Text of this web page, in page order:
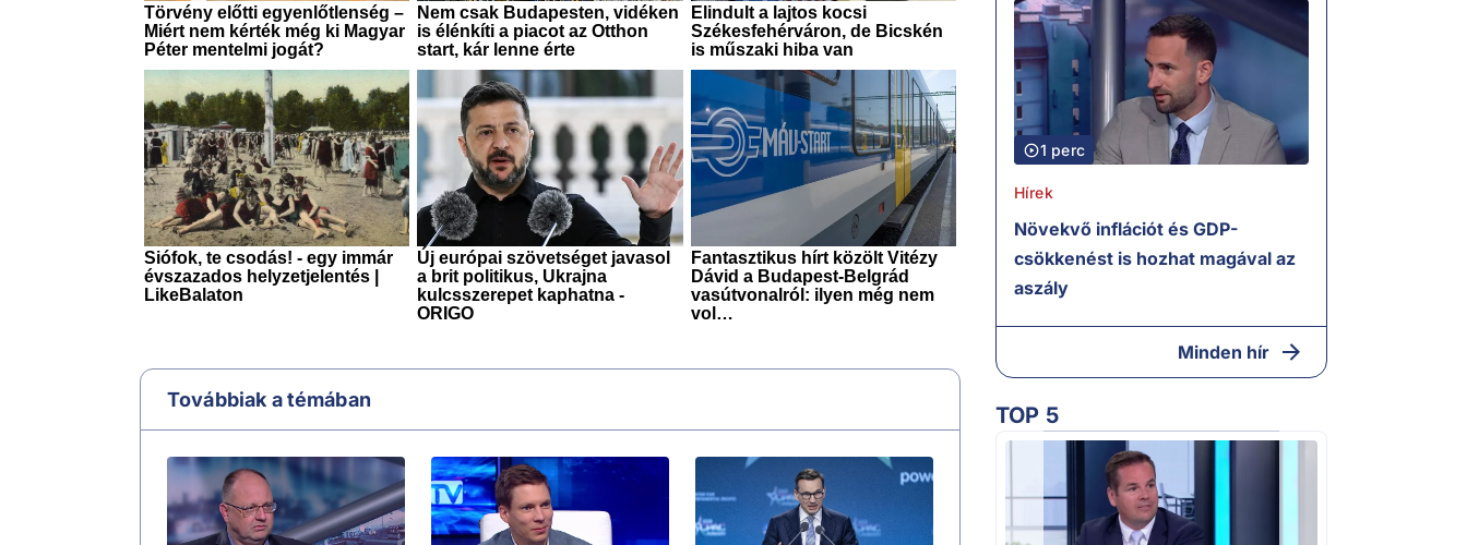
Továbbiak a témában
1 perc
Hírek
Növekvő inflációt és GDP-
csökkenést is hozhat magával az
aszály
Minden hír
TOP 5